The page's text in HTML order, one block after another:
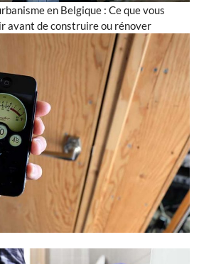
en Belgique : Ce que vous
avant de construire ou rénover